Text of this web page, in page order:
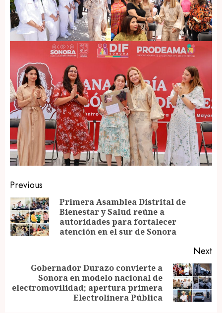
Post
navigation
Previous
Primera Asamblea Distrital de
Bienestar y Salud reúne a
autoridades para fortalecer
atención en el sur de Sonora
Next
post:
Gobernador Durazo convierte a
Sonora en modelo nacional de
electromovilidad; apertura primera
Electrolinera Pública